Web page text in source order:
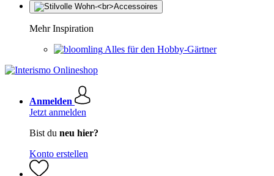
Mehr Inspiration
Alles für den Hobby-Gärtner
Anmelden
Jetzt anmelden
Bist du neu hier?
Konto erstellen